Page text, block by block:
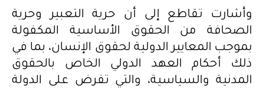
وأشارت تقاطع إلى أن حرية التعبير وحرية
الصحافة من الحقوق الأساسية المكفولة
بموجب المعايير الدولية لحقوق الإنسان، بما في
ذلك أحكام العهد الدولي الخاص بالحقوق
المدنية والسياسية، والتي تفرض على الدولة